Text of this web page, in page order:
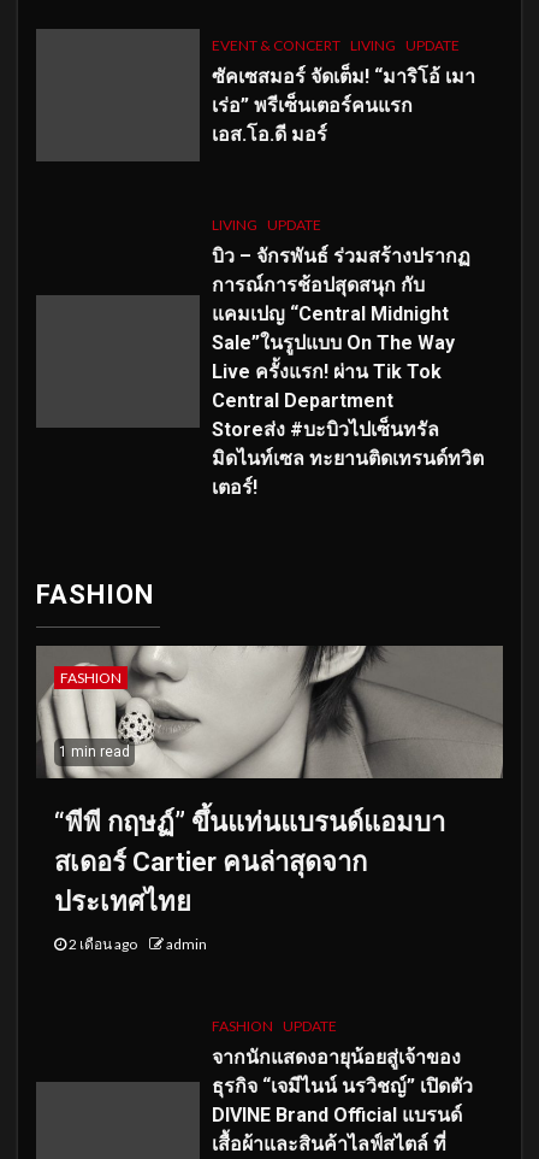
EVENT & CONCERT LIVING UPDATE
ซัคเซสมอร์ จัดเต็ม! “มาริโอ้ เมา
เร่อ” พรีเซ็นเตอร์คนแรก
เอส.โอ.ดี มอร์
LIVING UPDATE
บิว – จักรพันธ์ ร่วมสร้างปรากฏ
การณ์การช้อปสุดสนุก กับ
แคมเปญ “Central Midnight
Sale”ในรูปแบบ On The Way
Live ครั้งแรก! ผ่าน Tik Tok
Central Department
Storeส่ง #บะบิวไปเซ็นทรัล
มิดไนท์เซล ทะยานติดเทรนด์ทวิต
เตอร์!
FASHION
FASHION
1 min read
“พีพี กฤษฏ์” ขึ้นแท่นแบรนด์แอมบา
สเดอร์ Cartier คนล่าสุดจาก
ประเทศไทย
2 เดือน ago admin
FASHION UPDATE
จากนักแสดงอายุน้อยสู่เจ้าของ
ธุรกิจ “เจมีไนน์ นรวิชญ์” เปิดตัว
DIVINE Brand Official แบรนด์
เสื้อผ้าและสินค้าไลฟ์สไตล์ ที่